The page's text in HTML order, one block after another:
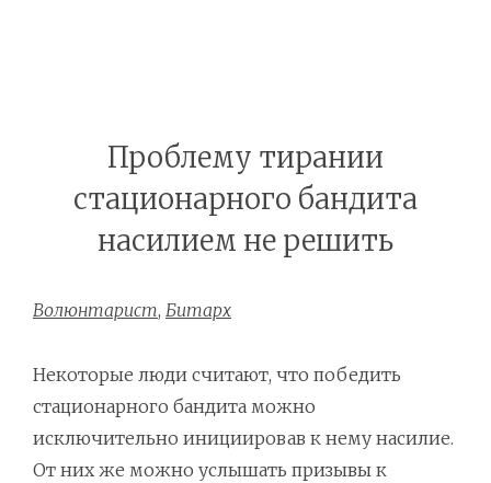
Проблему тирании
стационарного бандита
насилием не решить
Волюнтарист, Битарх
Некоторые люди считают, что победить
стационарного бандита можно
исключительно инициировав к нему насилие.
От них же можно услышать призывы к